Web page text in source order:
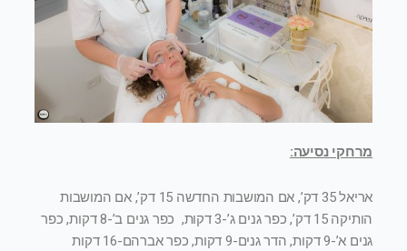
מרחקי נסיעה:
אריאל 35 דק’, אם המושבות החדשה 15 דק’, אם המושבות
הותיקה 15 דק’, כפר גנים ג’-3 דקות, כפר גנים ב’-8 דקות, כפר
גנים א’-9 דקות, הדר גנים-9 דקות, כפר אברהם-16 דקות